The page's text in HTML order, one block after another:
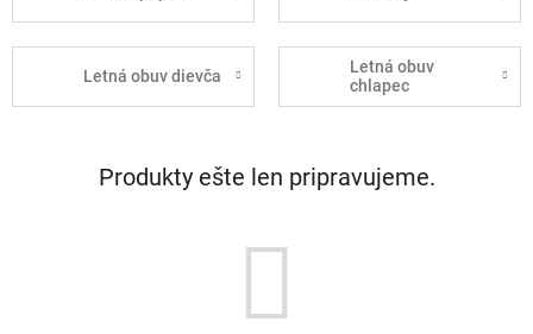
Letná obuv dievča
Letná obuv
chlapec
Produkty ešte len pripravujeme.